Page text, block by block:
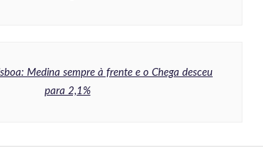
Medina sempre à frente e o Chega desceu
para 2,1%